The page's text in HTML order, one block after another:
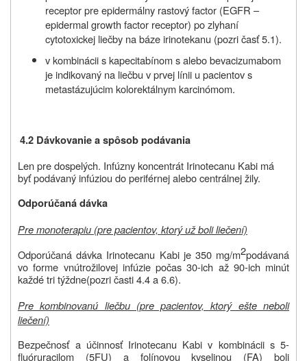
receptor pre epidermálny rastový factor (EGFR –
epidermal growth factor receptor) po zlyhaní
cytotoxickej liečby na báze irinotekanu (pozri časť 5.1).
v kombinácii s kapecitabínom s alebo bevacizumabom
je indikovaný na liečbu v prvej línii u pacientov s
metastázujúcim kolorektálnym karcinómom.
4.2 Dávkovanie a spôsob podávania
Len pre dospelých. Infúzny koncentrát Irinotecanu Kabi má
byť podávaný infúziou do periférnej alebo centrálnej žily.
Odporúčaná dávka
Pre monoterapiu (pre pacientov, ktorý už boli liečení)
Odporúčaná dávka Irinotecanu Kabi je 350 mg/m2podávaná
vo forme vnútrožilovej infúzie počas 30-ich až 90-ich minút
každé tri týždne(pozri časti 4.4 a 6.6).
Pre kombinovanú liečbu (pre pacientov, ktorý ešte neboli
liečení)
Bezpečnosť a účinnosť Irinotecanu Kabi v kombinácii s 5-
fluóruracilom (5FU) a folínovou kyselinou
(FA) boli